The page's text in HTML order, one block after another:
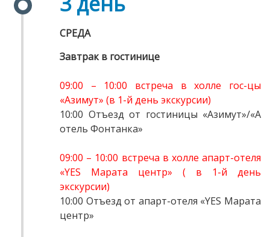
СРЕДА
Завтрак в гостинице
09:00 – 10:00 встреча в холле гос-цы
«Азимут» (в 1-й день экскурсии)
10:00 Отъезд от гостиницы «Азимут»/«А
отель Фонтанка»
09:00 – 10:00 встреча в холле апарт-отеля
«YES Марата центр» ( в 1-й день
экскурсии)
10:00 Отъезд от апарт-отеля «YES Марата
центр»